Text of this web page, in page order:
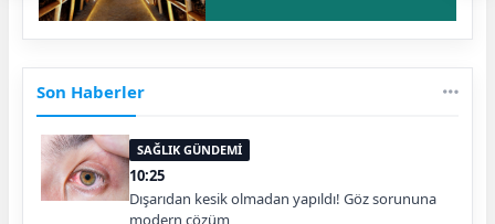
Son Haberler
SAĞLIK GÜNDEMİ
10:25
Dışarıdan kesik olmadan yapıldı! Göz sorununa